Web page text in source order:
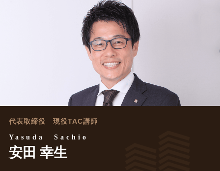
代表取締役 現役TAC講師
Yasuda Sachio
安田 幸生